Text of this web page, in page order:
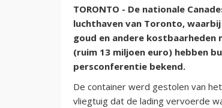
TORONTO - De nationale
luchthaven van Toronto,
goud en andere kostbaarheden
(ruim 13 miljoen euro) hebben
persconferentie bekend.
De container werd gestolen van
vliegtuig dat de lading vervoerde